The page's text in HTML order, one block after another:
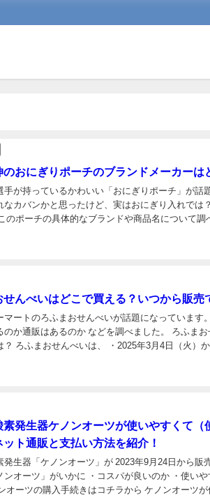
のおにぎりポーチのブランドメーカーは
手が持っているかわいい「おにぎりポーチ」が話
なカバンかと思ったけど、実はおにぎり入れでは
のポーチの具体的なブランドや商品名について調
せんべいはどこで買える？いつから販売
マートのろふまおせんべいが話題になっています
のか通販はあるのか などを調べました。 ろふま
？ ろふまおせんべいは、 ・2025年3月4日（火）
素発生器ケノンオーツが使いやすくて（
ット通販と支払い方法を紹介！
発生器「ケノンオーツ」が 2023年9月24日から販
ンオーツ」がいかに ・コスパが良いのか ・使い
オーツの購入手続きはコチラから ケノンオーツが